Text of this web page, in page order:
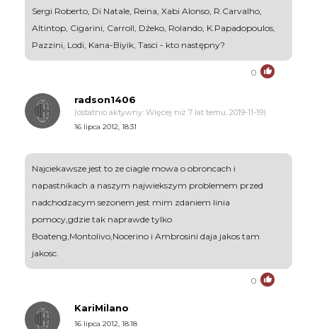
Sergi Roberto, Di Natale, Reina, Xabi Alonso, R.Carvalho,
Altintop, Cigarini, Carroll, Dżeko, Rolando, K.Papadopoulos,
Pazzini, Lodi, Kana-Biyik, Tasci - kto następny?
0
radson1406
(ostatnio aktywny: Więcej niż 7 lat temu, 2019-11-19)
16 lipca 2012, 18:31
Najciekawsze jest to ze ciagle mowa o obroncach i
napastnikach a naszym najwiekszym problemem przed
nadchodzacym sezonem jest mim zdaniem linia
pomocy,gdzie tak naprawde tylko
Boateng,Montolivo,Nocerino i Ambrosini daja jakos tam
jakosc.
0
KariMilano
16 lipca 2012, 18:18